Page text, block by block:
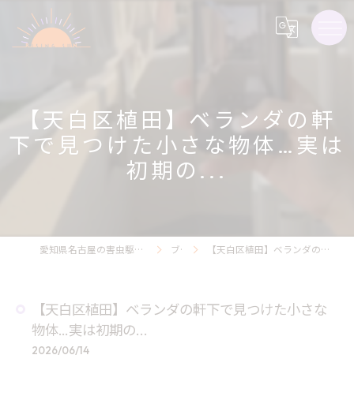
【天白区植田】ベランダの軒
下で見つけた小さな物体…実は
初期の...
愛知県名古屋の害虫駆除ならライジング・サン害虫駆除 ブログ 【天白区植田】ベランダの軒下で見つけた小さな物体…実は初期の...
【天白区植田】ベランダの軒下で見つけた小さな
物体…実は初期の...
2026/06/14